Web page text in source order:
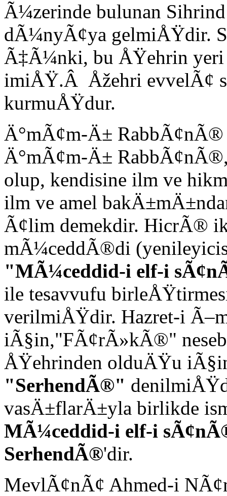
Ã¼zerinde bulunan
dÃ¼nyÃ¢ya gelmiÅŸdir.
Ã‡Ã¼nki, bu ÅŸehrin yeri
imiÅŸ.Â Åžehri evvelÃ¢
kurmuÅŸdur.
Ä°mÃ¢m-Ä±
Ä°mÃ¢m-Ä±
olup, kendisine ilm ve
ilm ve amel
Ã¢lim demekdir. HicrÃ®
mÃ¼ceddÃ®di
"MÃ¼ceddid-i elf-i
ile tesavvufu
verilmiÅŸdir. Hazret-i
iÃ§in,"FÃ¢rÃ»kÃ®"
ÅŸehrinden olduÄŸu
"SerhendÃ®"
vasÄ±flarÄ±yla birlikde
MÃ¼ceddid-i elf-i
SerhendÃ®'dir.
MevlÃ¢nÃ¢ Ahmed-i